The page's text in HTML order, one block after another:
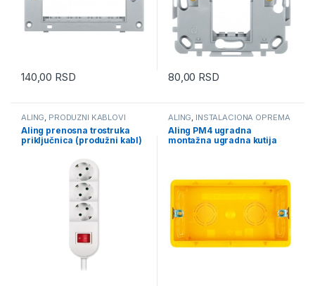
140,00 RSD 80,00 RSD
ALING, PRODUZNI KABLOVI
Aling prenosna trostruka
priključnica (produžni kabl)
kabl 3m max 3.6kW 16A 250V
ALING, INSTALACIONA OPREMA
Aling PM4 ugradna
montažna ugradna kutija